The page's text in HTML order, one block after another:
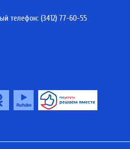
телефон: (3412) 77-60-55